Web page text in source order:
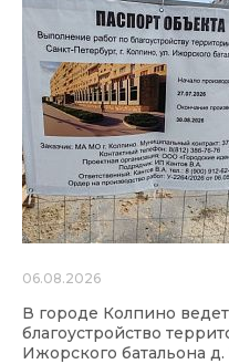
06.08.2026
В городе Колпино
благоустройство
Ижорского батальона д.